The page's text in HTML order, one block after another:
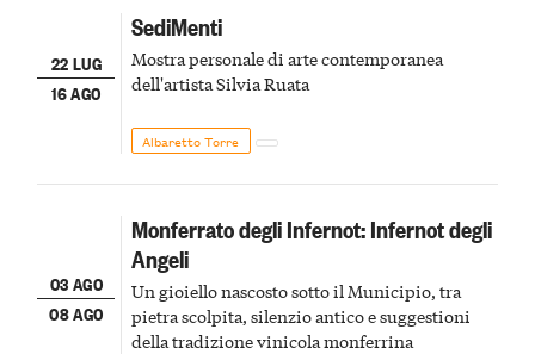
22 LUG
16 AGO
SediMenti
Mostra personale di arte contemporanea
dell'artista Silvia Ruata
Albaretto Torre
03 AGO
08 AGO
Monferrato degli Infernot: Infernot degli
Angeli
Un gioiello nascosto sotto il Municipio, tra
pietra scolpita, silenzio antico e suggestioni
della tradizione vinicola monferrina